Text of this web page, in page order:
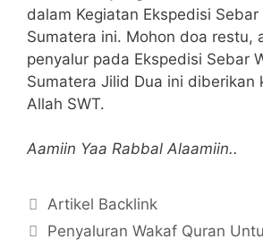
dalam Kegiatan Ekspedisi Sebar
Sumatera ini. Mohon doa restu,
penyalur pada Ekspedisi Sebar
Sumatera Jilid Dua ini diberikan
Allah SWT.
Aamiin Yaa Rabbal Alaamiin..
Kategori
Artikel Backlink
Penyaluran Wakaf Quran